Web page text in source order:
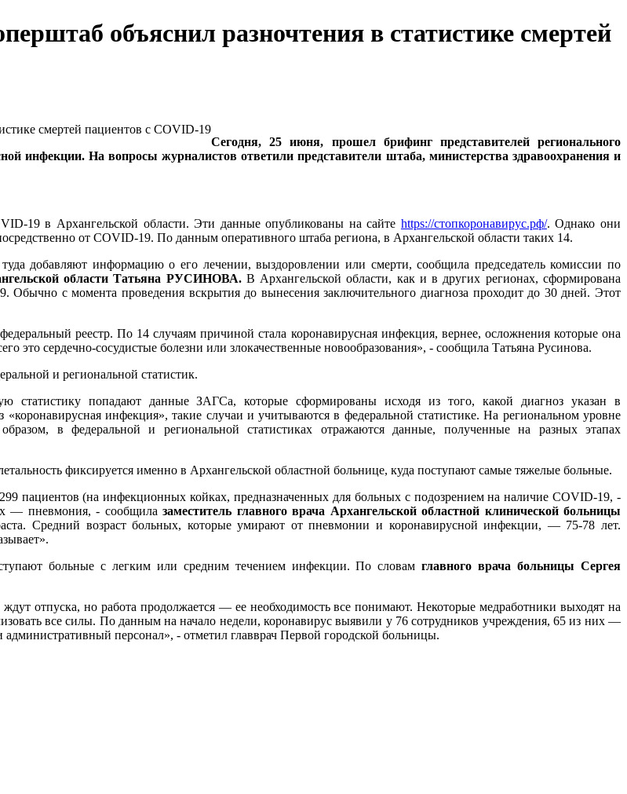
объяснил разночтения в статистике смертей
Сегодня, 25 июня, прошел брифинг представителей регионального
инфекции. На вопросы журналистов ответили представители штаба, министерства здравоохранения и
19 в Архангельской области. Эти данные опубликованы на сайте https://стопкоронавирус.рф/. Однако они
от COVID-19. По данным оперативного штаба региона, в Архангельской области таких 14.
добавляют информацию о его лечении, выздоровлении или смерти, сообщила председатель комиссии по
области Татьяна РУСИНОВА.В Архангельской области, как и в других регионах, сформирована
Обычно с момента проведения вскрытия до вынесения заключительного диагноза проходит до 30 дней. Этот
реестр. По 14 случаям причиной стала коронавирусная инфекция, вернее, осложнения которые она
это сердечно-сосудистые болезни или злокачественные новообразования», - сообщила Татьяна Русинова.
и региональной статистик.
статистику попадают данные ЗАГСа, которые сформированы исходя из того, какой диагноз указан в
инфекция», такие случаи и учитываются в федеральной статистике. На региональном уровне
в федеральной и региональной статистиках отражаются данные, полученные на разных этапах
фиксируется именно в Архангельской областной больнице, куда поступают самые тяжелые больные.
пациентов (на инфекционных койках, предназначенных для больных с подозрением на наличие COVID-19, -
— пневмония, - сообщилазаместитель главного врача Архангельской областной клинической больницы
Средний возраст больных, которые умирают от пневмонии и коронавирусной инфекции, — 75-78 лет.
больные с легким или средним течением инфекции. По словамглавного врача больницы Сергея
отпуска, но работа продолжается — ее необходимость все понимают. Некоторые медработники выходят на
все силы. По данным на начало недели, коронавирус выявили у 76 сотрудников учреждения, 65 из них —
персонал», - отметил главврач Первой городской больницы.